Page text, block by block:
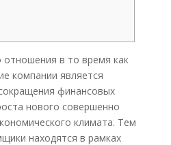
отношения в то время как
компании является
финансовых
нового совершенно
климата. Тем
находятся в рамках